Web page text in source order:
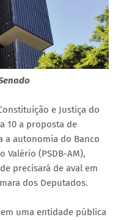
e Justiça do
10 a proposta de
a autonomia do Banco
Valério (PSDB-AM),
precisará de aval em
dos Deputados.
uma entidade pública